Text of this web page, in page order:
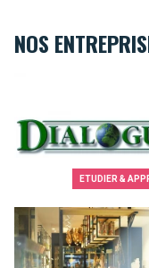
NOS
ETUDIER &
Dialogue Languages
L'Atelier Gourmand